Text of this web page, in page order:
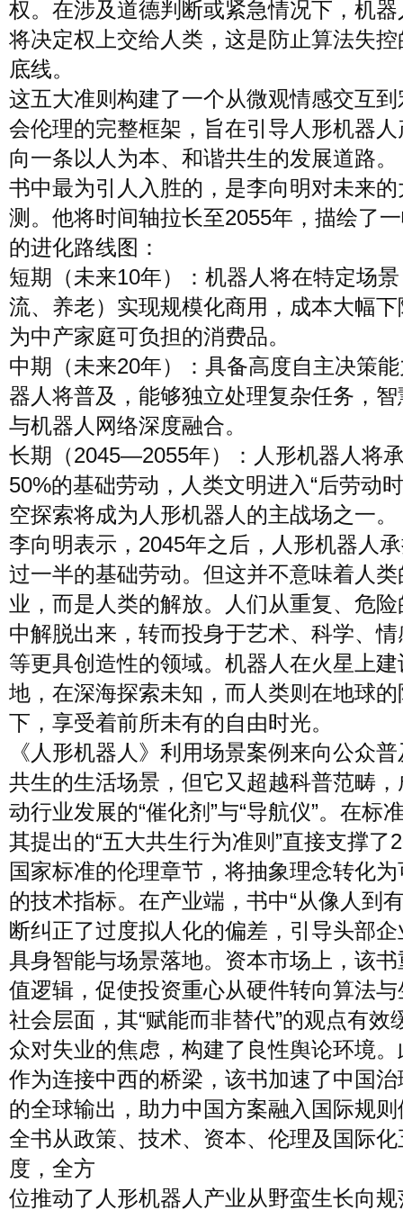
权。在涉及道德判断或紧急情况下，机
将决定权上交给人类，这是防止算法失
底线。
这五大准则构建了一个从微观情感交互
会伦理的完整框架，旨在引导人形机器
向一条以人为本、和谐共生的发展道路。
书中最为引人入胜的，是李向明对未来
测。他将时间轴拉长至2055年，描绘了
的进化路线图：
短期（未来10年）：机器人将在特定场
流、养老）实现规模化商用，成本大幅
为中产家庭可负担的消费品。
中期（未来20年）：具备高度自主决策
器人将普及，能够独立处理复杂任务，
与机器人网络深度融合。
长期（2045—2055年）：人形机器人将
50%的基础劳动，人类文明进入“后劳动
空探索将成为人形机器人的主战场之一。
李向明表示，2045年之后，人形机器人
过一半的基础劳动。但这并不意味着人类
业，而是人类的解放。人们从重复、危
中解脱出来，转而投身于艺术、科学、
等更具创造性的领域。机器人在火星上建
地，在深海探索未知，而人类则在地球的
下，享受着前所未有的自由时光。
《人形机器人》利用场景案例来向公众
共生的生活场景，但它又超越科普范畴
动行业发展的“催化剂”与“导航仪”。在标
其提出的“五大共生行为准则”直接支撑了
国家标准的伦理章节，将抽象理念转化
的技术指标。在产业端，书中“从像人到
断纠正了过度拟人化的偏差，引导头部
具身智能与场景落地。资本市场上，该
值逻辑，促使投资重心从硬件转向算法
社会层面，其“赋能而非替代”的观点有效
众对失业的焦虑，构建了良性舆论环境
作为连接中西的桥梁，该书加速了中国
的全球输出，助力中国方案融入国际规
全书从政策、技术、资本、伦理及国际
度，全方
位推动了人形机器人产业从野蛮生长向